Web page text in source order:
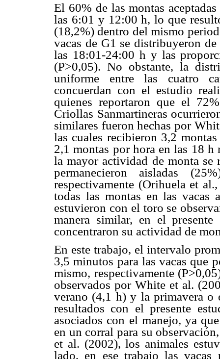
El 60% de las montas
las 6:01 y 12:00 h, lo que
(18,2%) dentro del mismo
vacas de G1 se distribuyeron
las 18:01-24:00 h y las
(P>0,05). No obstante, la
uniforme entre las cuatro
concuerdan con el estudio
quienes reportaron que el
Criollas Sanmartineras
similares fueron hechas por
las cuales recibieron 3,2
2,1 montas por hora en las 18
la mayor actividad de monta
permanecieron aisladas
respectivamente (Orihuela et
todas las montas en las
estuvieron con el toro se
manera similar, en el
concentraron su actividad de
En este trabajo, el intervalo
3,5 minutos para las vacas que
mismo, respectivamente
observados por White et al.
verano (4,1 h) y la primavera o
resultados con el presente
asociados con el manejo, ya
en un corral para su
et al. (2002), los animales
lado, en ese trabajo las vacas